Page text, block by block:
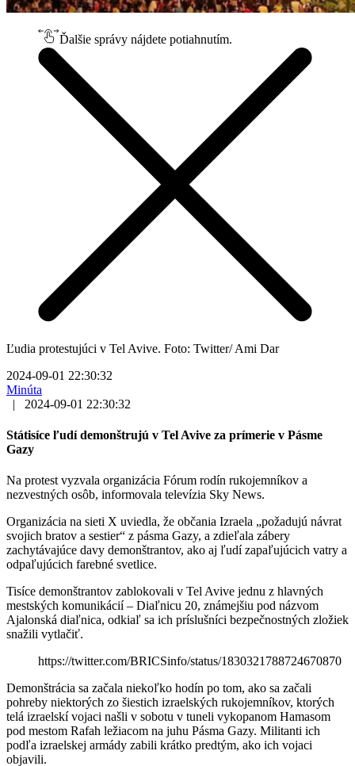
Ďalšie správy nájdete potiahnutím.
Ľudia protestujúci v Tel Avive. Foto: Twitter/ Ami Dar
2024-09-01 22:30:32
Minúta
|
2024-09-01 22:30:32
Státisíce ľudí demonštrujú v Tel Avive za prímerie v Pásme
Gazy
Na protest vyzvala organizácia Fórum rodín rukojemníkov a
nezvestných osôb, informovala televízia Sky News.
Organizácia na sieti X uviedla, že občania Izraela „požadujú návrat
svojich bratov a sestier“ z pásma Gazy, a zdieľala zábery
zachytávajúce davy demonštrantov, ako aj ľudí zapaľujúcich vatry a
odpaľujúcich farebné svetlice.
Tisíce demonštrantov zablokovali v Tel Avive jednu z hlavných
mestských komunikácií – Diaľnicu 20, známejšiu pod názvom
Ajalonská diaľnica, odkiaľ sa ich príslušníci bezpečnostných zložiek
snažili vytlačiť.
https://twitter.com/BRICSinfo/status/1830321788724670870
Demonštrácia sa začala niekoľko hodín po tom, ako sa začali
pohreby niektorých zo šiestich izraelských rukojemníkov, ktorých
telá izraelskí vojaci našli v sobotu v tuneli vykopanom Hamasom
pod mestom Rafah ležiacom na juhu Pásma Gazy. Militanti ich
podľa izraelskej armády zabili krátko predtým, ako ich vojaci
objavili.